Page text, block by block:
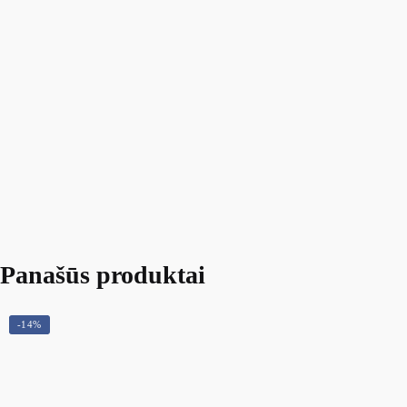
Panašūs produktai
-14%